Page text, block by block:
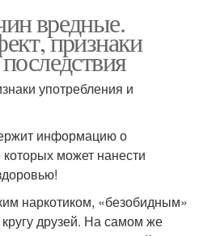
вредные.
признаки
употребления и
информацию о
может нанести
наркотиком, «безобидным»
друзей. На самом же